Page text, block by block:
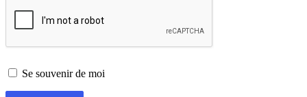
Se souvenir de moi